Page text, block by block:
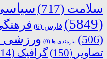
سلامت (717)
(5849)
فارس (6)
(506)
نیازمندی ها (0) ورزشی
تصاویر (150) گرافیک (114)